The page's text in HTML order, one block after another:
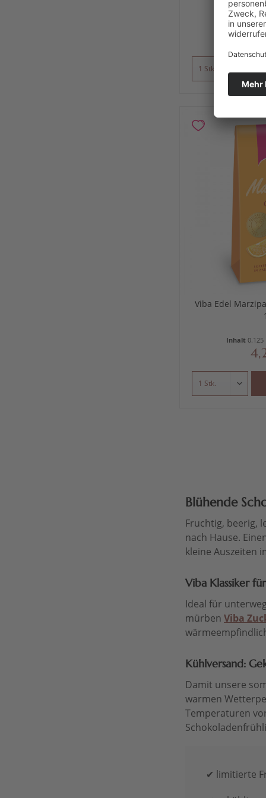
Inhalt0.1
Viba Edel
Inhalt 0.125
Blühende
Fruchtig, beerig,
nach Hause.
kleine Auszeiten
Viba Klassiker
Ideal für
mürben Viba
Kühlversand:
Damit unsere
warmen
Temperaturen
✔ limitierte